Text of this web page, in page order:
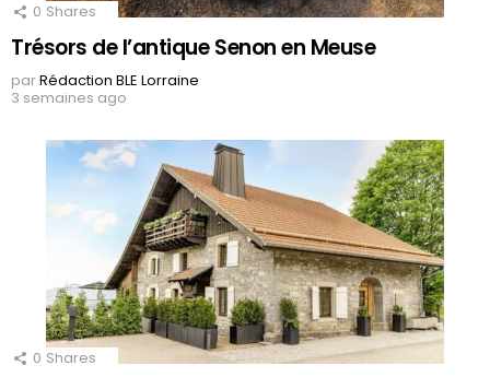
0 Shares
Trésors de l’antique Senon en Meuse
parRédaction BLE Lorraine
3 semaines ago
0 Shares